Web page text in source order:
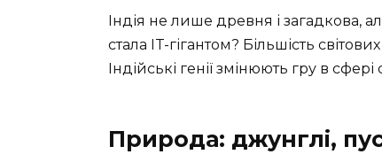
Індія не лише древня і загадкова,
стала IT-гігантом? Більшість
Індійські генії змінюють гру в сфері
Природа: джунглі,